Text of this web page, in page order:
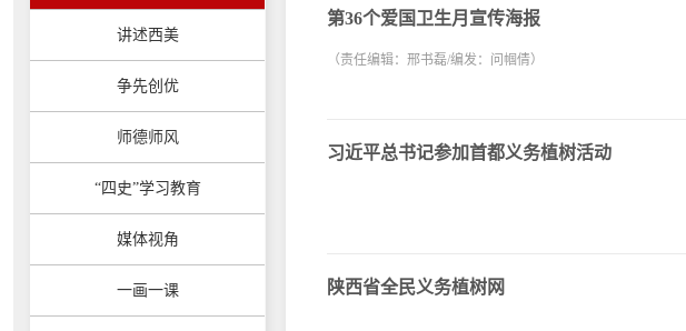
讲述西美
争先创优
师德师风
“四史”学习教育
媒体视角
一画一课
第36个爱国卫生月宣传海报
（责任编辑：邢书磊/编发：问帼倩）
习近平总书记参加首都义务植树活动
陕西省全民义务植树网